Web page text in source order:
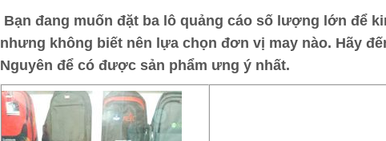
Bạn đang muốn đặt ba lô quảng cáosố lượng lớn để
nhưng không biết nên lựa chọn đơn vị may nào. Hãy
Nguyên để có được sản phẩm ưng ý nhất.